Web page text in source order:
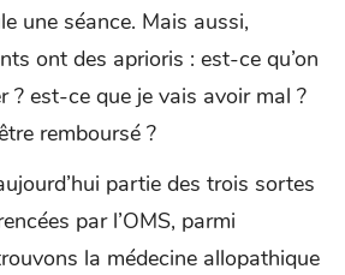
une séance. Mais aussi,
ont des aprioris : est-ce qu’on
? est-ce que je vais avoir mal ?
remboursé ?
partie des trois sortes
par l’OMS, parmi
la médecine allopathique